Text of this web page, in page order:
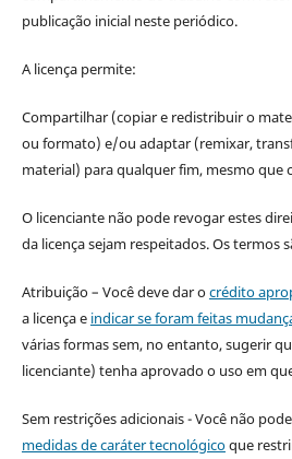
publicação inicial neste periódico.
A licença permite:
Compartilhar (copiar e redistribuir o
ou formato) e/ou adaptar (remixar,
material) para qualquer fim, mesmo que
O licenciante não pode revogar estes
da licença sejam respeitados. Os termos
Atribuição – Você deve dar ocrédito
a licença e indicar se foram feitas
várias formas sem, no entanto, sugerir
licenciante) tenha aprovado o uso em
Sem restrições adicionais - Você não
medidas de caráter tecnológicoque